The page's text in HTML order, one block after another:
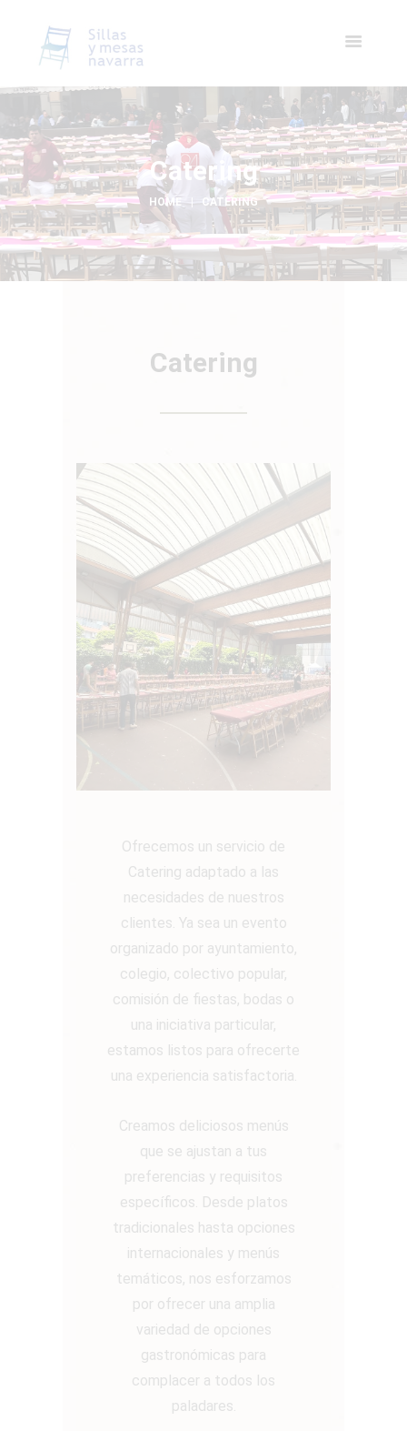
Catering
HOME CATERING
Catering
Ofrecemos un servicio de
Catering adaptado a las
necesidades de nuestros
clientes. Ya sea un evento
organizado por ayuntamiento,
colegio, colectivo popular,
comisión de fiestas, bodas o
una iniciativa particular,
estamos listos para ofrecerte
una experiencia satisfactoria.
Creamos deliciosos menús
que se ajustan a tus
preferencias y requisitos
específicos. Desde platos
tradicionales hasta opciones
internacionales y menús
temáticos, nos esforzamos
por ofrecer una amplia
variedad de opciones
gastronómicas para
complacer a todos los
paladares.